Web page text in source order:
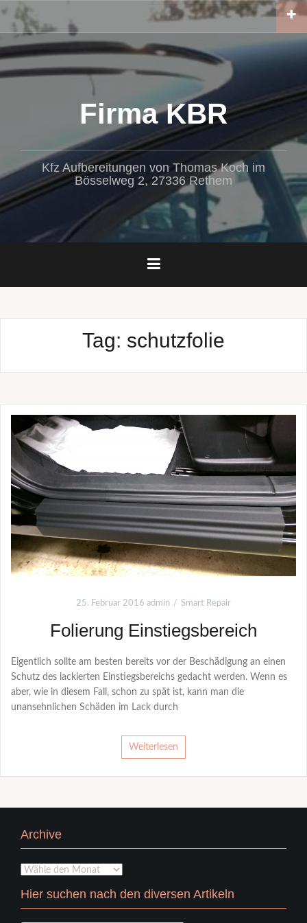
Zum
Inhalt
springen
Firma KBR
Kfz Aufbereitungen von Thomas Koch im
Bösselweg 2, 27336 Rethem
Tag: schutzfolie
25. Februar 2016 admin Smart Repair
Folierung Einstiegsbereich
Eigentlich sollte am besten bereits vor der Beschädigung an einen
Schutz des lackierten Einstiegsbereichs gedacht werden. Wenn es
aber, wie in diesem Fall, schon zu spät ist, kann man die
unansehnlichen Schäden im Lack durch
Weiterlesen
Archive
Archive
Hier suchen nach den diversen Artikeln